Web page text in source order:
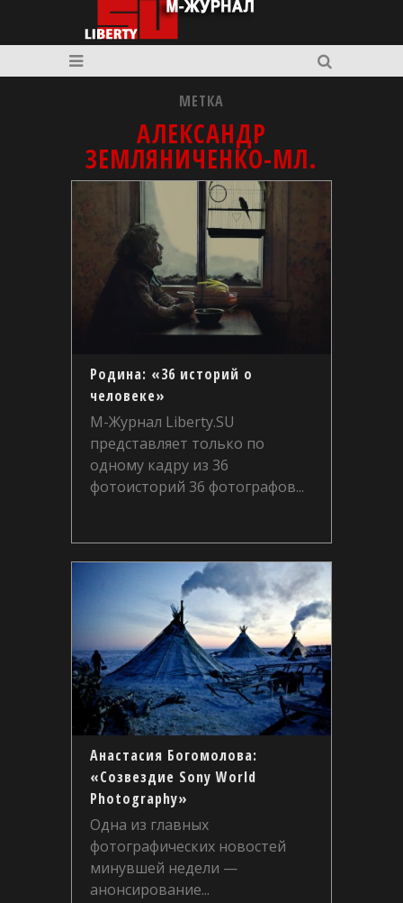
МЕТКА
АЛЕКСАНДР
ЗЕМЛЯНИЧЕНКО-МЛ.
Родина: «36 историй о
человеке»
М-Журнал Liberty.SU
представляет только по
одному кадру из 36
фотоисторий 36 фотографов...
Анастасия Богомолова:
«Созвездие Sony World
Photography»
Одна из главных
фотографических новостей
минувшей недели —
анонсирование...